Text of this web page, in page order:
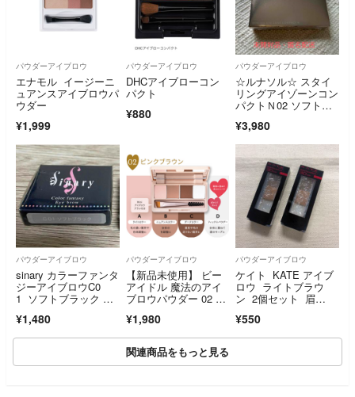
パウダーアイブロウ
エナモル イージーニ
ュアンスアイブロウパ
ウダー
¥1,999
パウダーアイブロウ
DHCアイブローコン
パクト
¥880
パウダーアイブロウ
☆ルナソル☆ スタイ
リングアイゾーンコン
パクトＮ02 ソフトア
¥3,980
パウダーアイブロウ
sinary カラーファンタ
ジーアイブロウC0
1 ソフトブラック シ
¥1,480
パウダーアイブロウ
【新品未使用】 ビー
アイドル 魔法のアイ
ブロウパウダー 02 ピ
¥1,980
パウダーアイブロウ
ケイト KATE アイブ
ロウ ライトブラウ
ン 2個セット 眉
め替え用 メイク 化
粧品
¥550
関連商品をもっと見る